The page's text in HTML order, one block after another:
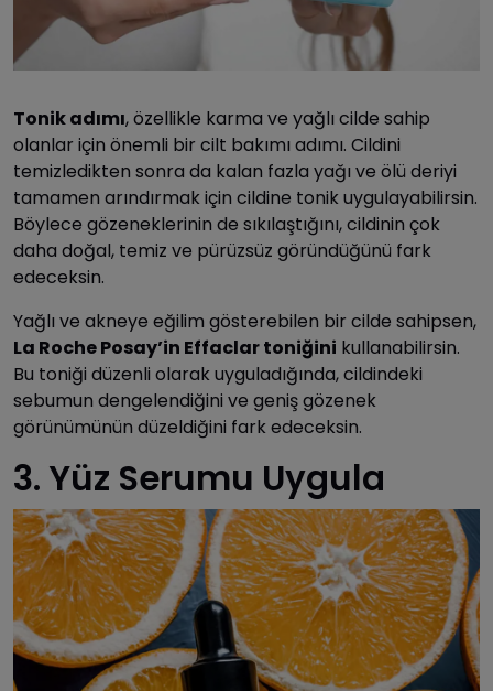
Tonik adımı, özellikle karma ve yağlı cilde sahip
olanlar için önemli bir cilt bakımı adımı. Cildini
temizledikten sonra da kalan fazla yağı ve ölü deriyi
tamamen arındırmak için cildine tonik uygulayabilirsin.
Böylece gözeneklerinin de sıkılaştığını, cildinin çok
daha doğal, temiz ve pürüzsüz göründüğünü fark
edeceksin.
Yağlı ve akneye eğilim gösterebilen bir cilde sahipsen,
La Roche Posay’in Effaclar toniğini kullanabilirsin.
Bu toniği düzenli olarak uyguladığında, cildindeki
sebumun dengelendiğini ve geniş gözenek
görünümünün düzeldiğini fark edeceksin.
3. Yüz Serumu Uygula